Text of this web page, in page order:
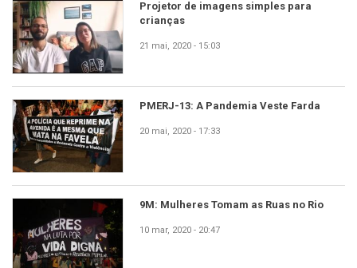
Projetor de imagens simples para
crianças
21 mai, 2020 - 15:03
PMERJ-13: A Pandemia Veste Farda
20 mai, 2020 - 17:33
9M: Mulheres Tomam as Ruas no Rio
10 mar, 2020 - 20:47